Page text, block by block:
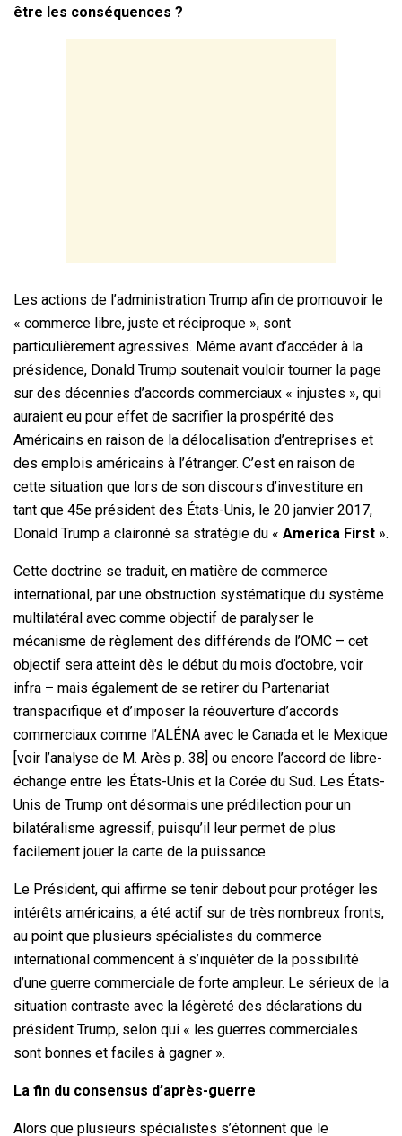
être les conséquences ?
Les actions de l’administration Trump afin de promouvoir le
« commerce libre, juste et réciproque », sont
particulièrement agressives. Même avant d’accéder à la
présidence, Donald Trump soutenait vouloir tourner la page
sur des décennies d’accords commerciaux « injustes », qui
auraient eu pour effet de sacrifier la prospérité des
Américains en raison de la délocalisation d’entreprises et
des emplois américains à l’étranger. C’est en raison de
cette situation que lors de son discours d’investiture en
tant que 45e président des États-Unis, le 20 janvier 2017,
Donald Trump a claironné sa stratégie du « America First ».
Cette doctrine se traduit, en matière de commerce
international, par une obstruction systématique du système
multilatéral avec comme objectif de paralyser le
mécanisme de règlement des différends de l’OMC – cet
objectif sera atteint dès le début du mois d’octobre, voir
infra – mais également de se retirer du Partenariat
transpacifique et d’imposer la réouverture d’accords
commerciaux comme l’ALÉNA avec le Canada et le Mexique
[voir l’analyse de M. Arès p. 38] ou encore l’accord de libre-
échange entre les États-Unis et la Corée du Sud. Les États-
Unis de Trump ont désormais une prédilection pour un
bilatéralisme agressif, puisqu’il leur permet de plus
facilement jouer la carte de la puissance.
Le Président, qui affirme se tenir debout pour protéger les
intérêts américains, a été actif sur de très nombreux fronts,
au point que plusieurs spécialistes du commerce
international commencent à s’inquiéter de la possibilité
d’une guerre commerciale de forte ampleur. Le sérieux de la
situation contraste avec la légèreté des déclarations du
président Trump, selon qui « les guerres commerciales
sont bonnes et faciles à gagner ».
La fin du consensus d’après-guerre
Alors que plusieurs spécialistes s’étonnent que le